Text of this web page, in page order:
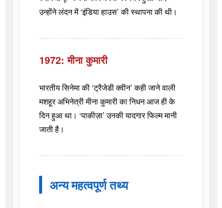
उन्होंने लंदन में ‘इंडिया हाउस’ की स्थापना की थी।
1972: मीना कुमारी
भारतीय सिनेमा की ‘ट्रैजेडी क्वीन’ कही जाने वाली
मशहूर अभिनेत्री मीना कुमारी का निधन आज ही के
दिन हुआ था। ‘पाकीज़ा’ उनकी यादगार फिल्म मानी
जाती है।
अन्य महत्वपूर्ण तथ्य